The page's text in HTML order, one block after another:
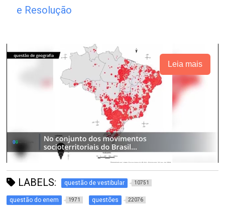
e Resolução
Leia mais
LABELS: questão de vestibular 10751
questão do enem 1971 questões 22076